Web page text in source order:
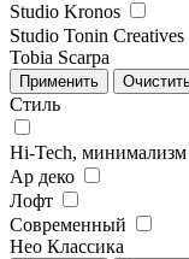
Studio Kronos
Studio Tonin Creatives
Tobia Scarpa
Стиль
Hi-Tech, минимализм
Ар деко
Лофт
Современный
Нео Классика